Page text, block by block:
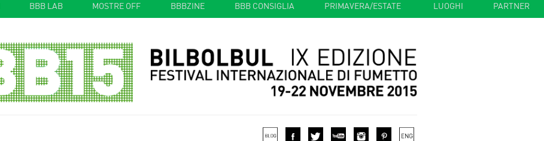
BBB LAB MOSTRE OFF BBBZINE BBB CONSIGLIA PRIMAVERA/ESTATE LUOGHI PARTNER